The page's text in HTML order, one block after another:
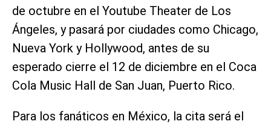
de octubre en el Youtube Theater de Los
Ángeles, y pasará por ciudades como Chicago,
Nueva York y Hollywood, antes de su
esperado cierre el 12 de diciembre en el Coca
Cola Music Hall de San Juan, Puerto Rico.
Para los fanáticos en México, la cita será el